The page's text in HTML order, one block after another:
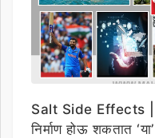
Salt Side Effects |
निर्माण होऊ शकतात